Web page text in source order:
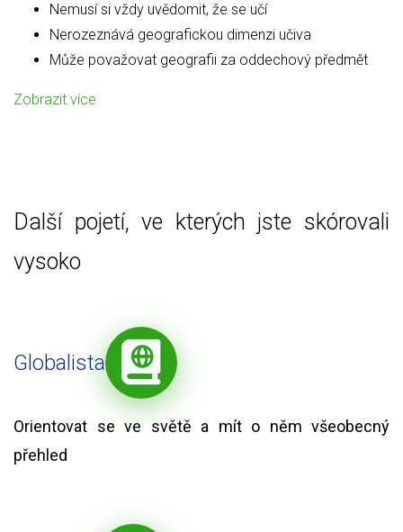
Nemusí si vždy uvědomit, že se učí
Nerozeznává geografickou dimenzi učiva
Může považovat geografii za oddechový předmět
Zobrazit více
Další pojetí, ve kterých jste skórovali
vysoko
Globalista
Orientovat se ve světě a mít o něm všeobecný
přehled